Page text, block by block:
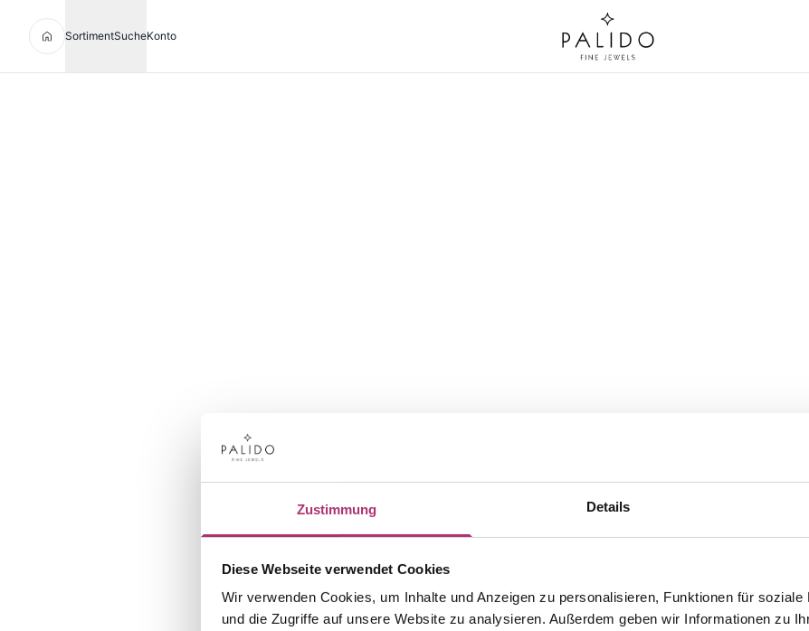
Zustimmung Details
Diese Webseite verwendet Cookies
Wir verwenden Cookies, um Inhalte und Anzeigen zu personalisieren, Funktionen für soziale
und die Zugriffe auf unsere Website zu analysieren. Außerdem geben wir Informationen zu
SortimentSucheKonto